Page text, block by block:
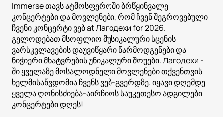
Immerse თავს ატმოსფეროში ბრწყინვალე
კონცერტები და მოვლენები, რომ ჩვენ შეგროვებული
ჩვენი კონცერტი ვებ at Лагодехи for 2026.
გელოდებათ მსოფლიო მუსიკალური სცენის
ვარსკვლავების დაუვიწყარი წარმოდგენები და
ნიჭიერი მხატვრების უნიკალური შოუები. Лагодехи -
ში ყველაზე მოსალოდნელი მოვლენები თქვენთვის
ხელმისაწვდომია ჩვენს ვებ-გვერდზე. იყავი დღემდე
ყველა ღონისძიება-აირჩიოს საუკეთესო ადგილები
კონცერტები დღეს!